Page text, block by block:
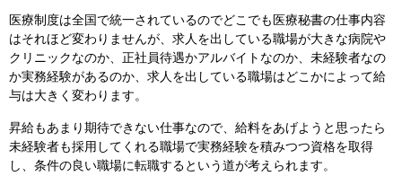
医療制度は全国で統一されているのでどこでも医療秘書の仕事内容
はそれほど変わりませんが、求人を出している職場が大きな病院や
クリニックなのか、正社員待遇かアルバイトなのか、未経験者なの
か実務経験があるのか、求人を出している職場はどこかによって給
与は大きく変わります。
昇給もあまり期待できない仕事なので、給料をあげようと思ったら
未経験者も採用してくれる職場で実務経験を積みつつ資格を取得
し、条件の良い職場に転職するという道が考えられます。